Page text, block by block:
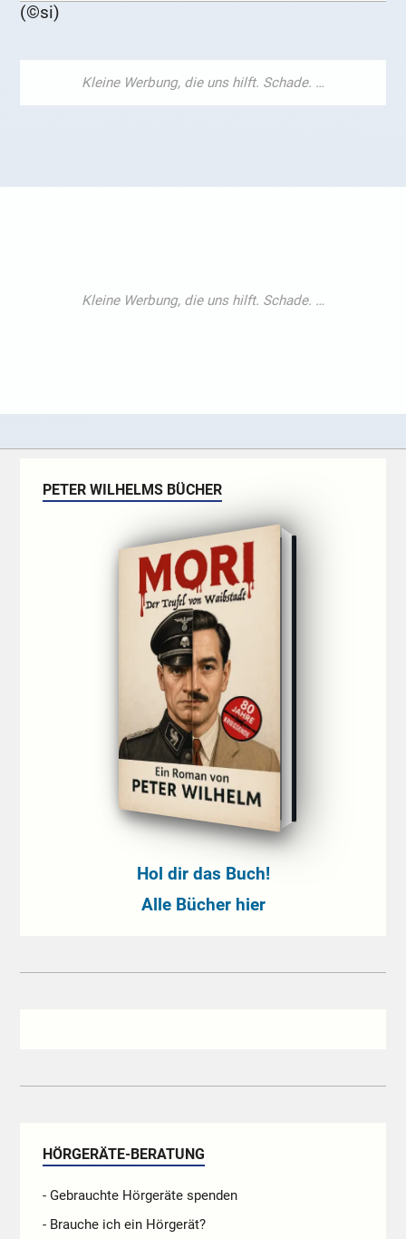
(©si)
PETER WILHELMS BÜCHER
Hol dir das Buch!
Alle Bücher hier
HÖRGERÄTE-BERATUNG
- Gebrauchte Hörgeräte spenden
- Brauche ich ein Hörgerät?